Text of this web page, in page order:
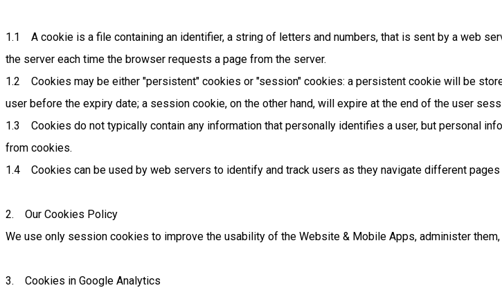
1.1 A cookie is a file containing an identifier, a string of letters and numbers, that is sent by a web
the server each time the browser requests a page from the server.
1.2 Cookies may be either "persistent" cookies or "session" cookies: a persistent cookie will be
user before the expiry date; a session cookie, on the other hand, will expire at the end of the user
1.3 Cookies do not typically contain any information that personally identifies a user, but personal
from cookies.
1.4 Cookies can be used by web servers to identify and track users as they navigate different
2. Our Cookies Policy
We use only session cookies to improve the usability of the Website & Mobile Apps, administer
3. Cookies in Google Analytics